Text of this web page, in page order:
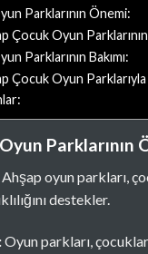
Parklarının Önemi:
Çocuk Oyun
Parklarının Bakımı:
Çocuk Oyun
Parklarının
Ahşap oyun parkları,
destekler.
Oyun parkları,